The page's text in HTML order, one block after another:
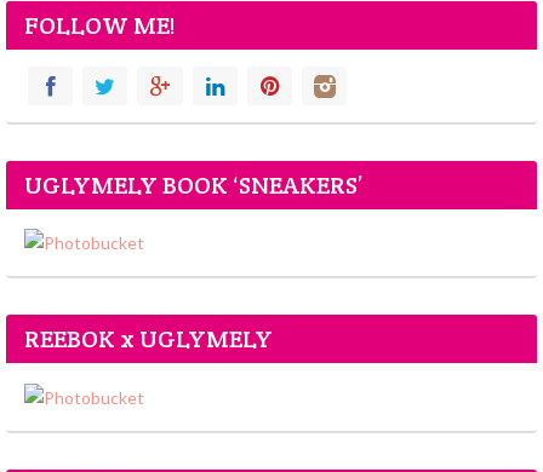
FOLLOW ME!
UGLYMELY BOOK ‘SNEAKERS’
REEBOK x UGLYMELY